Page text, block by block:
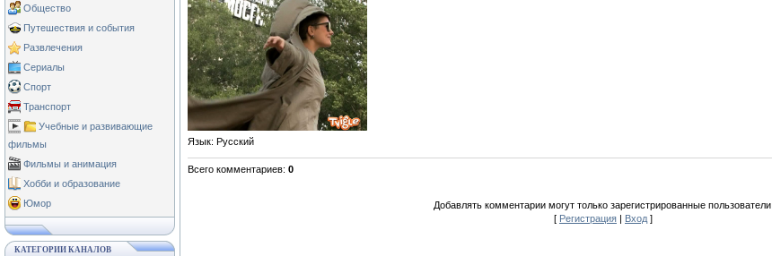
Общество
Путешествия и события
Развлечения
Сериалы
Спорт
Транспорт
Учебные и развивающие
фильмы
Фильмы и анимация
Хобби и образование
Юмор
КАТЕГОРИИ КАНАЛОВ
Язык: Русский
Всего комментариев: 0
Добавлять комментарии могут только зарегистрированные пользователи.
[ Регистрация | Вход ]